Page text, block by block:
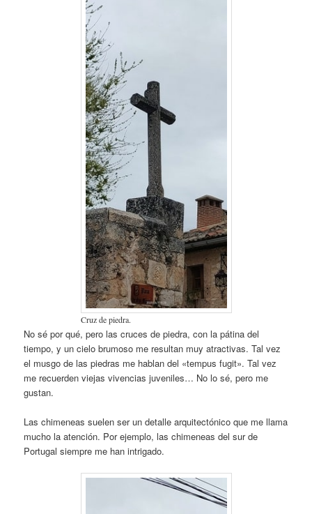
Cruz de piedra.
No sé por qué, pero las cruces de piedra, con la pátina del
tiempo, y un cielo brumoso me resultan muy atractivas. Tal vez
el musgo de las piedras me hablan del «tempus fugit». Tal vez
me recuerden viejas vivencias juveniles… No lo sé, pero me
gustan.
Las chimeneas suelen ser un detalle arquitectónico que me llama
mucho la atención. Por ejemplo, las chimeneas del sur de
Portugal siempre me han intrigado.